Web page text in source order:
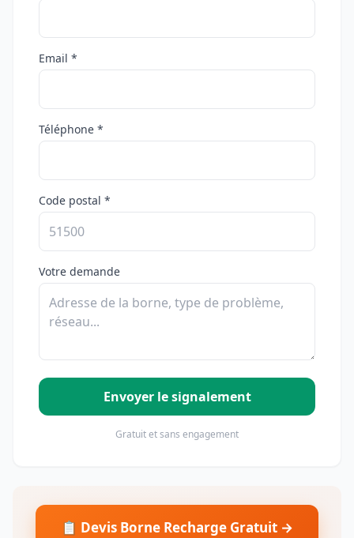
Email *
Téléphone *
Code postal *
Votre demande
Envoyer le signalement
Gratuit et sans engagement
📋 Devis Borne Recharge Gratuit →